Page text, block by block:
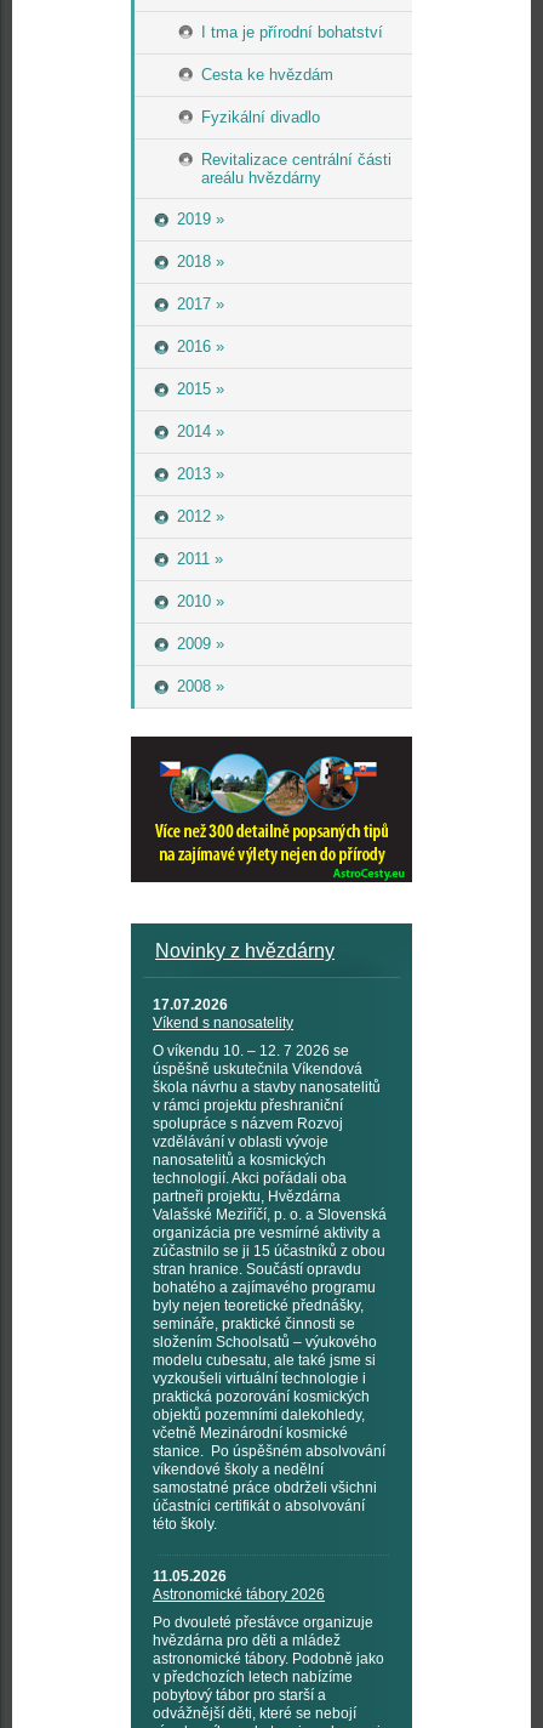
I tma je přírodní bohatství
Cesta ke hvězdám
Fyzikální divadlo
Revitalizace centrální části
areálu hvězdárny
2019 »
2018 »
2017 »
2016 »
2015 »
2014 »
2013 »
2012 »
2011 »
2010 »
2009 »
2008 »
Novinky z hvězdárny
17.07.2026
Víkend s nanosatelity
O víkendu 10. – 12. 7 2026 se
úspěšně uskutečnila Víkendová
škola návrhu a stavby nanosatelitů
v rámci projektu přeshraniční
spolupráce s názvem Rozvoj
vzdělávání v oblasti vývoje
nanosatelitů a kosmických
technologií. Akci pořádali oba
partneři projektu, Hvězdárna
Valašské Meziříčí, p. o. a Slovenská
organizácia pre vesmírné aktivity a
zúčastnilo se ji 15 účastníků z obou
stran hranice. Součástí opravdu
bohatého a zajímavého programu
byly nejen teoretické přednášky,
semináře, praktické činnosti se
složením Schoolsatů – výukového
modelu cubesatu, ale také jsme si
vyzkoušeli virtuální technologie i
praktická pozorování kosmických
objektů pozemními dalekohledy,
včetně Mezinárodní kosmické
stanice. Po úspěšném absolvování
víkendové školy a nedělní
samostatné práce obdrželi všichni
účastníci certifikát o absolvování
této školy.
11.05.2026
Astronomické tábory 2026
Po dvouleté přestávce organizuje
hvězdárna pro děti a mládež
astronomické tábory. Podobně jako
v předchozích letech nabízíme
pobytový tábor pro starší a
odvážnější děti, které se nebojí